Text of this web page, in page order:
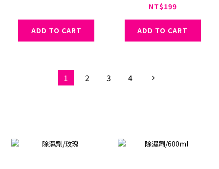
ADD TO CART
NT$199
ADD TO CART
1 2 3 4